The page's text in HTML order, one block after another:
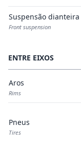
Suspensão dianteira
Front suspension
ENTRE EIXOS
Aros
Rims
Pneus
Tires